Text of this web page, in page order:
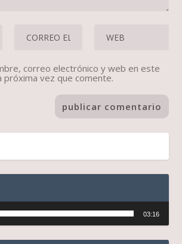
correo electrónico y web en este
próxima vez que comente.
03:16